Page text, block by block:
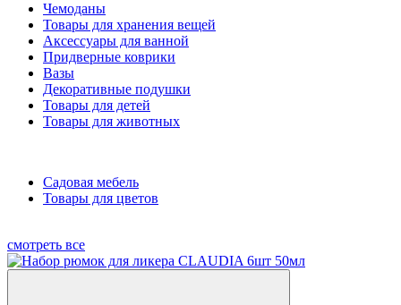
Чемоданы
Товары для хранения вещей
Аксессуары для ванной
Придверные коврики
Вазы
Декоративные подушки
Товары для детей
Товары для животных
Садовая мебель
Товары для цветов
смотреть все